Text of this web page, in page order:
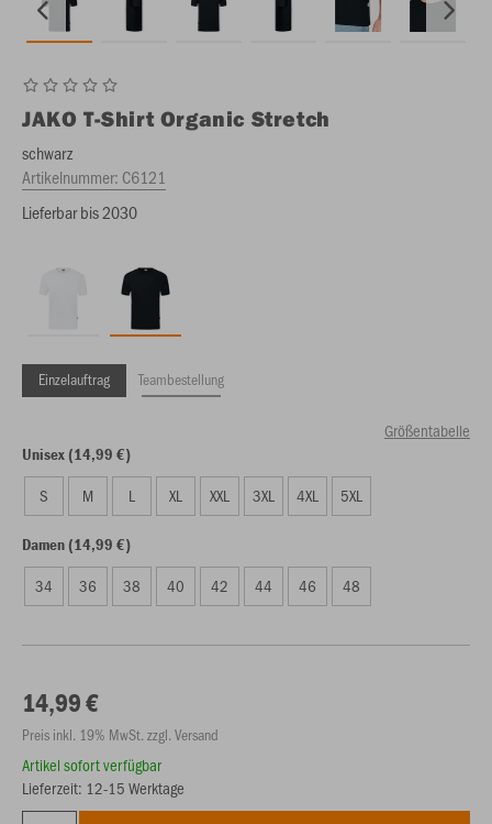
JAKO T-Shirt Organic Stretch
schwarz
Artikelnummer: C6121
Lieferbar bis 2030
Einzelauftrag Teambestellung
Größentabelle
Unisex (14,99 €)
S M L XL XXL 3XL 4XL 5XL
Damen (14,99 €)
34 36 38 40 42 44 46 48
14,99 €
Preis inkl. 19% MwSt. zzgl. Versand
Artikel sofort verfügbar
Lieferzeit: 12-15 Werktage